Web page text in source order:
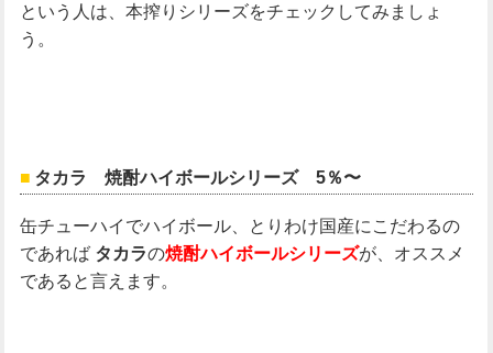
という人は、本搾りシリーズをチェックしてみましょ
う。
タカラ 焼酎ハイボールシリーズ 5％〜
缶チューハイでハイボール、とりわけ国産にこだわるの
であれば タカラの焼酎ハイボールシリーズが、オススメ
であると言えます。